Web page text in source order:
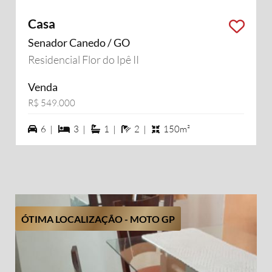
Casa
Senador Canedo / GO
Residencial Flor do Ipê II
Venda
R$ 549.000
6 vagas na garagem
6 | 3 dormiórios
3 | 1 suítes
1 | 2 banheiros
2 | 150m²
ÓTIMA LOCALIZAÇÃO - MOTO GP